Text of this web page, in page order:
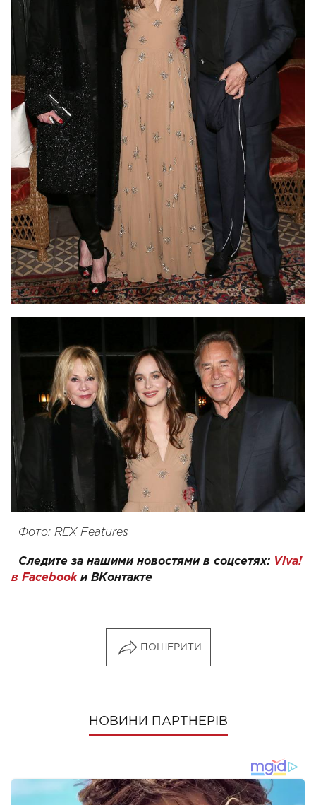
Фото: REX Features
Следите за нашими новостями в соцсетях: Viva!
в Facebookи ВКонтакте
ПОШЕРИТИ
НОВИНИ ПАРТНЕРІВ